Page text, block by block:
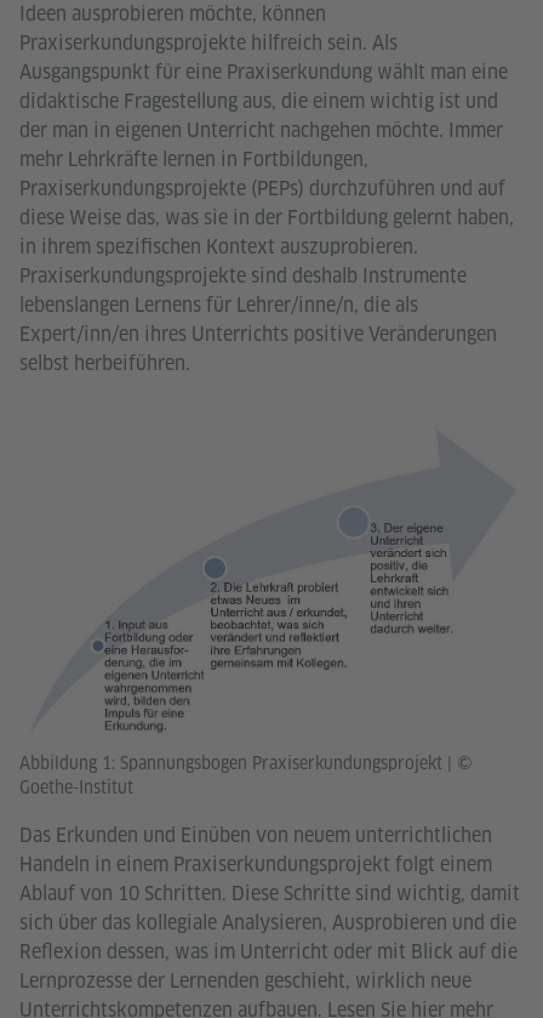
Ideen ausprobieren möchte, können
Praxiserkundungsprojekte hilfreich sein. Als
Ausgangspunkt für eine Praxiserkundung wählt man eine
didaktische Fragestellung aus, die einem wichtig ist und
der man in eigenen Unterricht nachgehen möchte. Immer
mehr Lehrkräfte lernen in Fortbildungen,
Praxiserkundungsprojekte (PEPs) durchzuführen und auf
diese Weise das, was sie in der Fortbildung gelernt haben,
in ihrem spezifischen Kontext auszuprobieren.
Praxiserkundungsprojekte sind deshalb Instrumente
lebenslangen Lernens für Lehrer/inne/n, die als
Expert/inn/en ihres Unterrichts positive Veränderungen
selbst herbeiführen.
Abbildung 1: Spannungsbogen Praxiserkundungsprojekt | ©
Goethe-Institut
Das Erkunden und Einüben von neuem unterrichtlichen
Handeln in einem Praxiserkundungsprojekt folgt einem
Ablauf von 10 Schritten. Diese Schritte sind wichtig, damit
sich über das kollegiale Analysieren, Ausprobieren und die
Reflexion dessen, was im Unterricht oder mit Blick auf die
Lernprozesse der Lernenden geschieht, wirklich neue
Unterrichtskompetenzen aufbauen. Lesen Sie hier mehr